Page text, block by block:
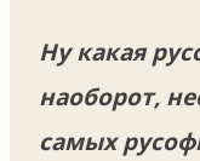
Ну какая
наоборот,
самых